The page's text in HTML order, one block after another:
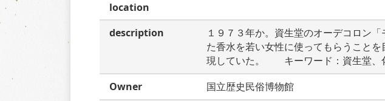
location
description
１９７３年か。資生堂のオーデコロン
た香水を若い女性に使ってもらうこと
現していた。　　キーワード：資生堂
Owner
国立歴史民俗博物館